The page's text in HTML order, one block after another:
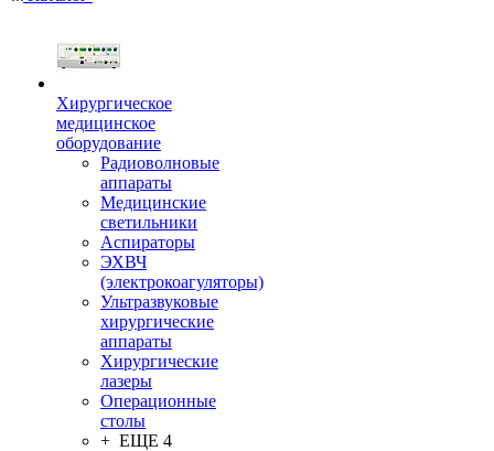
Хирургическое
медицинское
оборудование
Радиоволновые
аппараты
Медицинские
светильники
Аспираторы
ЭХВЧ
(электрокоагуляторы)
Ультразвуковые
хирургические
аппараты
Хирургические
лазеры
Операционные
столы
+ ЕЩЕ 4